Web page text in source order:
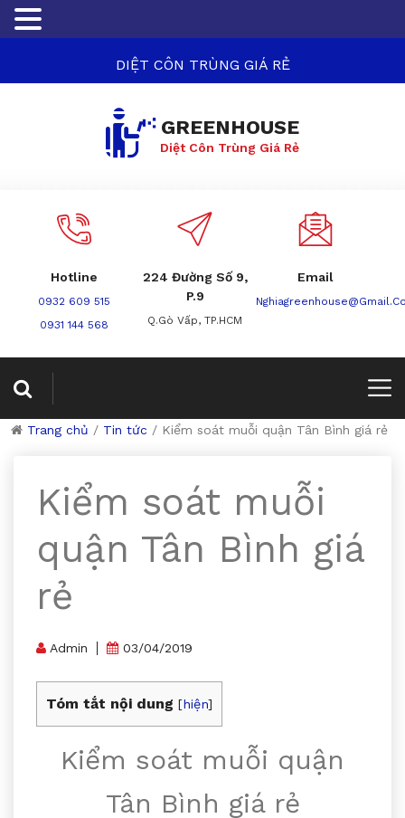
DIỆT CÔN TRÙNG GIÁ RẺ
GREENHOUSE
Diệt Côn Trùng Giá Rẻ
Hotline
0932 609 515
0931 144 568
224 Đường Số 9,
P.9
Q.Gò Vấp, TP.HCM
Email
Trang chủ / Tin tức / Kiểm soát muỗi quận Tân Bình giá rẻ
Kiểm soát muỗi
quận Tân Bình giá
rẻ
Admin 03/04/2019
Tóm tắt nội dung [hiện]
Kiểm soát muỗi quận
Tân Bình giá rẻ